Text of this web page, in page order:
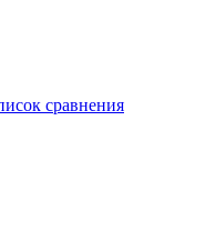
сравнения